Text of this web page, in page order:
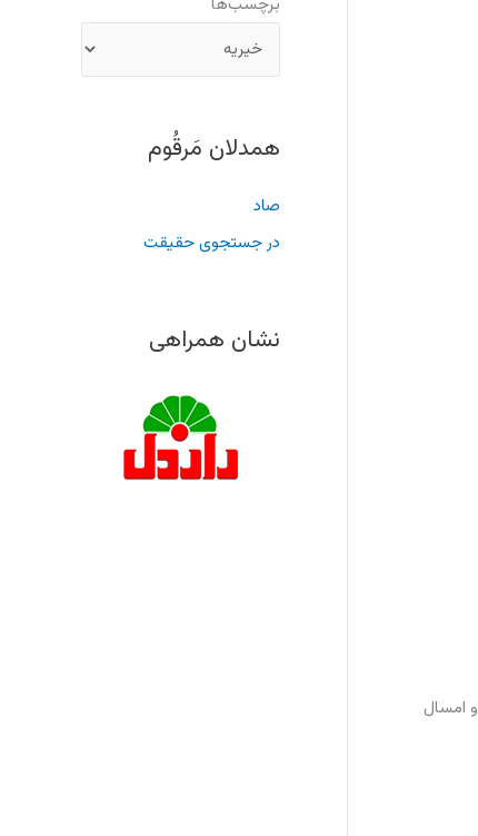
و امسال
همدلان مَرقُوم
صاد
در جستجوی حقیقت
نشان همراهی